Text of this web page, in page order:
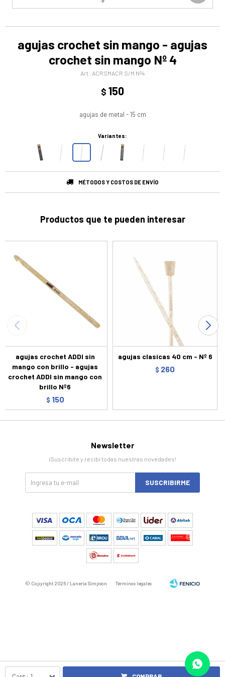
agujas crochet sin mango - agujas
crochet sin mango Nº 4
ACRSMACR S/M Nº4
$ 150
agujas de metal - 15 cm
Variantes:
MÉTODOS Y COSTOS DE ENVÍO
Productos que te pueden interesar
agujas crochet ADDI sin
mango con brillo - agujas
crochet ADDI sin mango con
brillo Nº6
$ 150
agujas clasicas 40 cm - Nº 6
$ 260
Newsletter
¡Suscribite y recibí todas nuestras novedades!
SUSCRIBIRME
© Copyright 2026 / Laneria Simpson Términos legales